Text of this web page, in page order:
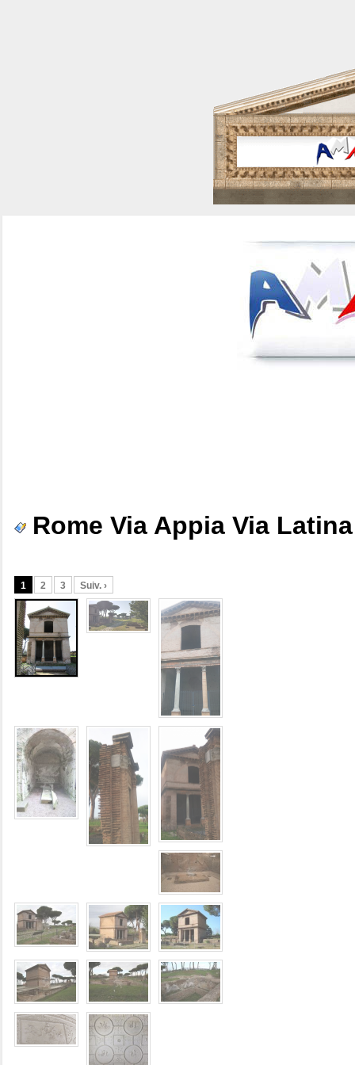
Rome Via Appia Via
1 2 3 Suiv. ›